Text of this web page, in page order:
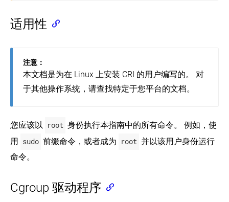
决
Turnkey
云
解
决
方
Running
Kubernetes
on
CenturyLink
Kubernetes
on
使
用
部
署
装
工
具
地
地
Kubernetes
适用性
注意：
本文档是为在 Linux 上安装 CRI 的用户编写的。 对
于其他操作系统，请查找特定于您平台的文档。
您应该以 root 身份执行本指南中的所有命令。 例如，使
用 sudo 前缀命令，或者成为 root 并以该用户身份运行
命令。
Cgroup 驱动程序